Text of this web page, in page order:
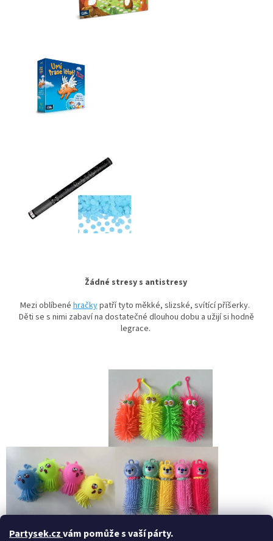
Partysek.czvám pomůže s vaší párty.
Žádné stresy s antistresy
Mezi oblíbenéhračkypatří tyto měkké, slizské, svítící příšerky.
Děti se s nimi zabaví na dostatečné dlouhou dobu a užijí si hodně
legrace.